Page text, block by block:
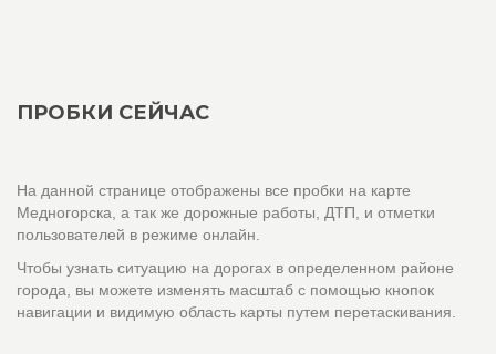
ПРОБКИ СЕЙЧАС
На данной странице отображены все пробки на карте
Медногорска, а так же дорожные работы, ДТП, и отметки
пользователей в режиме онлайн.
Чтобы узнать ситуацию на дорогах в определенном районе
города, вы можете изменять масштаб с помощью кнопок
навигации и видимую область карты путем перетаскивания.